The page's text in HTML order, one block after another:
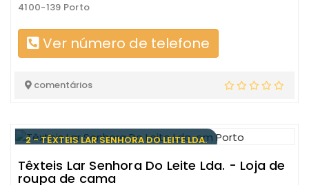
4100-139 Porto
Ver número de telefone
comentários
2 - TÊXTEIS LAR SENHORA DO LEITE LDA.
Têxteis Lar Senhora Do Leite Lda. - Loja de
roupa de cama